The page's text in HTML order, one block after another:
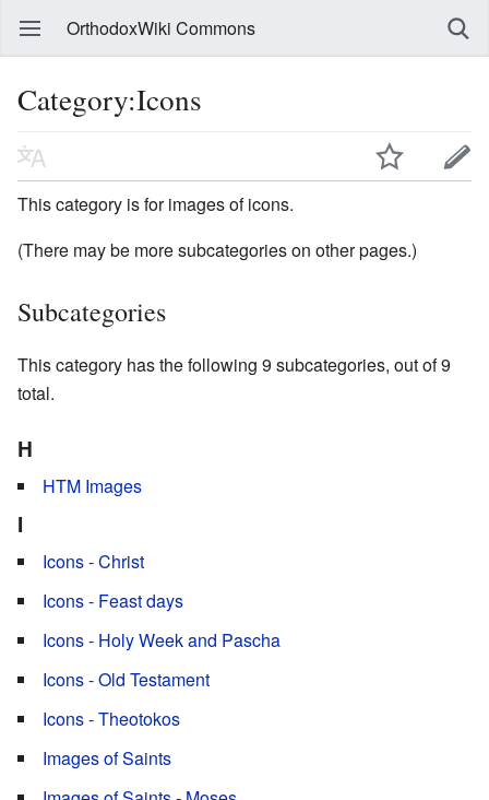
OrthodoxWiki Commons
Category:Icons
This category is for images of icons.
(There may be more subcategories on other pages.)
Subcategories
This category has the following 9 subcategories, out of 9
total.
H
HTM Images
I
Icons - Christ
Icons - Feast days
Icons - Holy Week and Pascha
Icons - Old Testament
Icons - Theotokos
Images of Saints